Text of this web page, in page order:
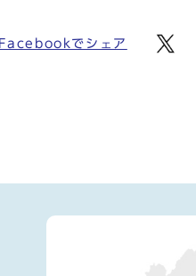
Facebookでシェア